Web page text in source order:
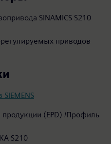
SINAMICS S210
приводов
(EPD) /Профиль
S210